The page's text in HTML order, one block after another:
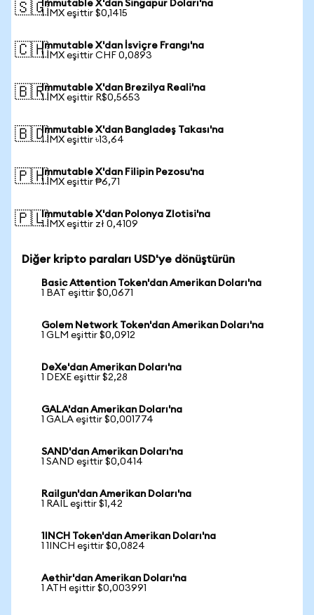
🇸🇬Immutable X'dan Singapur Doları'na
1 IMX eşittir $0,1415
🇨🇭Immutable X'dan İsviçre Frangı'na
1 IMX eşittir CHF 0,0893
🇧🇷Immutable X'dan Brezilya Reali'na
1 IMX eşittir R$0,5653
🇧🇩Immutable X'dan Bangladeş Takası'na
1 IMX eşittir ৳13,64
🇵🇭Immutable X'dan Filipin Pezosu'na
1 IMX eşittir ₱6,71
🇵🇱Immutable X'dan Polonya Zlotisi'na
1 IMX eşittir zł 0,4109
Diğer kripto paraları USD'ye dönüştürün
Basic Attention Token'dan Amerikan Doları'na
1 BAT eşittir $0,0671
Golem Network Token'dan Amerikan Doları'na
1 GLM eşittir $0,0912
DeXe'dan Amerikan Doları'na
1 DEXE eşittir $2,28
GALA'dan Amerikan Doları'na
1 GALA eşittir $0,001774
SAND'dan Amerikan Doları'na
1 SAND eşittir $0,0414
Railgun'dan Amerikan Doları'na
1 RAIL eşittir $1,42
1INCH Token'dan Amerikan Doları'na
1 1INCH eşittir $0,0824
Aethir'dan Amerikan Doları'na
1 ATH eşittir $0,003991